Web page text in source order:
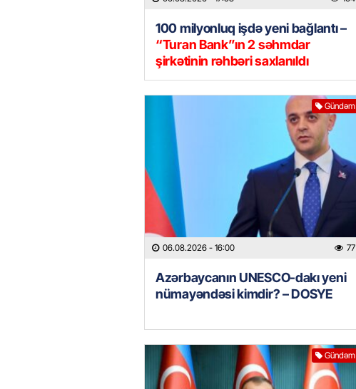
100 milyonluq işdə yeni bağlantı –
“Turan Bank”ın 2 səhmdar
şirkətinin rəhbəri saxlanıldı
Gündəm
06.08.2026 - 16:00 77
Azərbaycanın UNESCO-dakı yeni
nümayəndəsi kimdir? – DOSYE
Gündəm